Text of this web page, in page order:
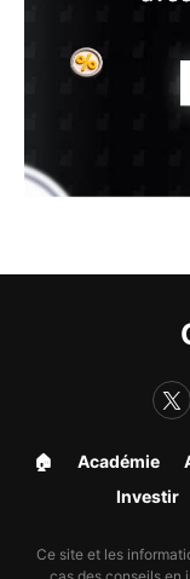
🏠︎ Académie
Investir
Ce site et les